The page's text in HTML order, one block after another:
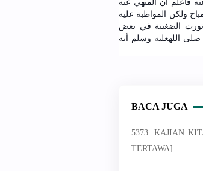
ولكن المواظبة عليه
الضغينة في بعض
اللهعليه وسلم أنه
BACA JUGA
5373. KAJIAN
TERTAWA]